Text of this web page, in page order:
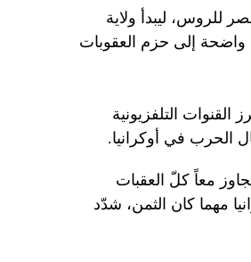
للروس، ليبدأ ولاية
واضحة إلى حزم العقوبات
التلفزيونية
الحرب في أوكرانيا.
معاً كلّ العقبات
مهما كان الثمن، شدّد